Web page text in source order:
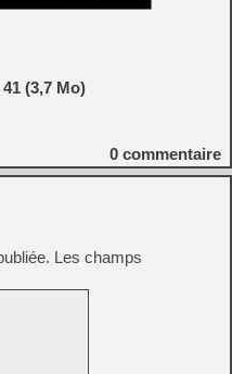
(3,7 Mo)
0 commentaire
Les champs